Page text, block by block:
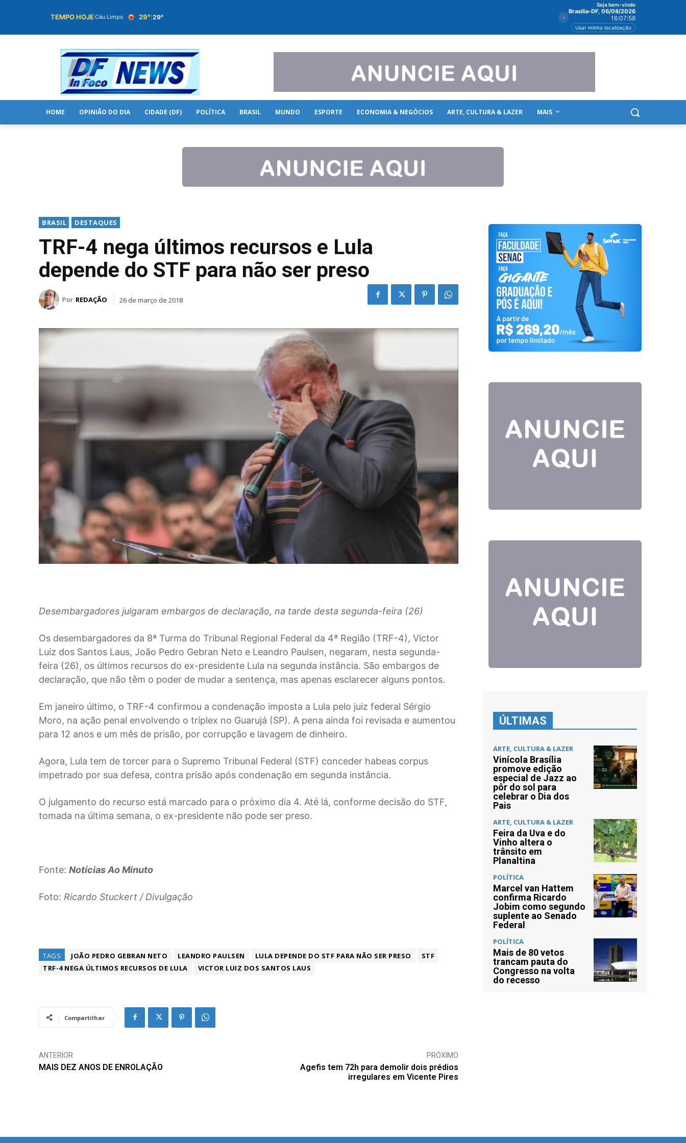
TEMPO HOJECéu Limpo 29° 29°
Seja bem-vindo
Brasília-DF, 06/08/2026
16:07:58
Usar minha localização
HOME OPINIÃO DO DIA CIDADE (DF) POLÍTICA BRASIL MUNDO ESPORTE ECONOMIA & NEGÓCIOS ARTE, CULTURA & LAZER MAIS
BRASIL DESTAQUES
TRF-4 nega últimos recursos e Lula
depende do STF para não ser preso
Por REDAÇÃO 26 de março de 2018
Desembargadores julgaram embargos de declaração, na tarde desta segunda-feira (26)
Os desembargadores da 8ª Turma do Tribunal Regional Federal da 4ª Região (TRF-4), Victor
Luiz dos Santos Laus, João Pedro Gebran Neto e Leandro Paulsen, negaram, nesta segunda-
feira (26), os últimos recursos do ex-presidente Lula na segunda instância. São embargos de
declaração, que não têm o poder de mudar a sentença, mas apenas esclarecer alguns pontos.
Em janeiro último, o TRF-4 confirmou a condenação imposta a Lula pelo juiz federal Sérgio
Moro, na ação penal envolvendo o tríplex no Guarujá (SP). A pena ainda foi revisada e aumentou
para 12 anos e um mês de prisão, por corrupção e lavagem de dinheiro.
Agora, Lula tem de torcer para o Supremo Tribunal Federal (STF) conceder habeas corpus
impetrado por sua defesa, contra prisão após condenação em segunda instância.
O julgamento do recurso está marcado para o próximo dia 4. Até lá, conforme decisão do STF,
tomada na última semana, o ex-presidente não pode ser preso.
Fonte: Notícias Ao Minuto
Foto: Ricardo Stuckert / Divulgação
TAGS JOÃO PEDRO GEBRAN NETO LEANDRO PAULSEN LULA DEPENDE DO STF PARA NÃO SER PRESO
STF
TRF-4 NEGA ÚLTIMOS RECURSOS DE LULA
VICTOR LUIZ DOS SANTOS LAUS
Compartilhar
ANTERIOR
MAIS DEZ ANOS DE ENROLAÇÃO
PRÓXIMO
Agefis tem 72h para demolir dois prédios
irregulares em Vicente Pires
ÚLTIMAS
ARTE, CULTURA & LAZER
Vinícola Brasília
promove edição
especial de Jazz ao
pôr do sol para
celebrar o Dia dos
Pais
ARTE, CULTURA & LAZER
Feira da Uva e do
Vinho altera o
trânsito em
Planaltina
POLÍTICA
Marcel van Hattem
confirma Ricardo
Jobim como segundo
suplente ao Senado
Federal
POLÍTICA
Mais de 80 vetos
trancam pauta do
Congresso na volta
do recesso